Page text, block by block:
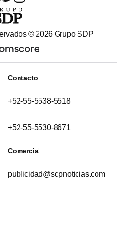
© 2026 Grupo SDP
Contacto
+52-55-5538-5518
+52-55-5530-8671
Comercial
publicidad@sdpnoticias.com